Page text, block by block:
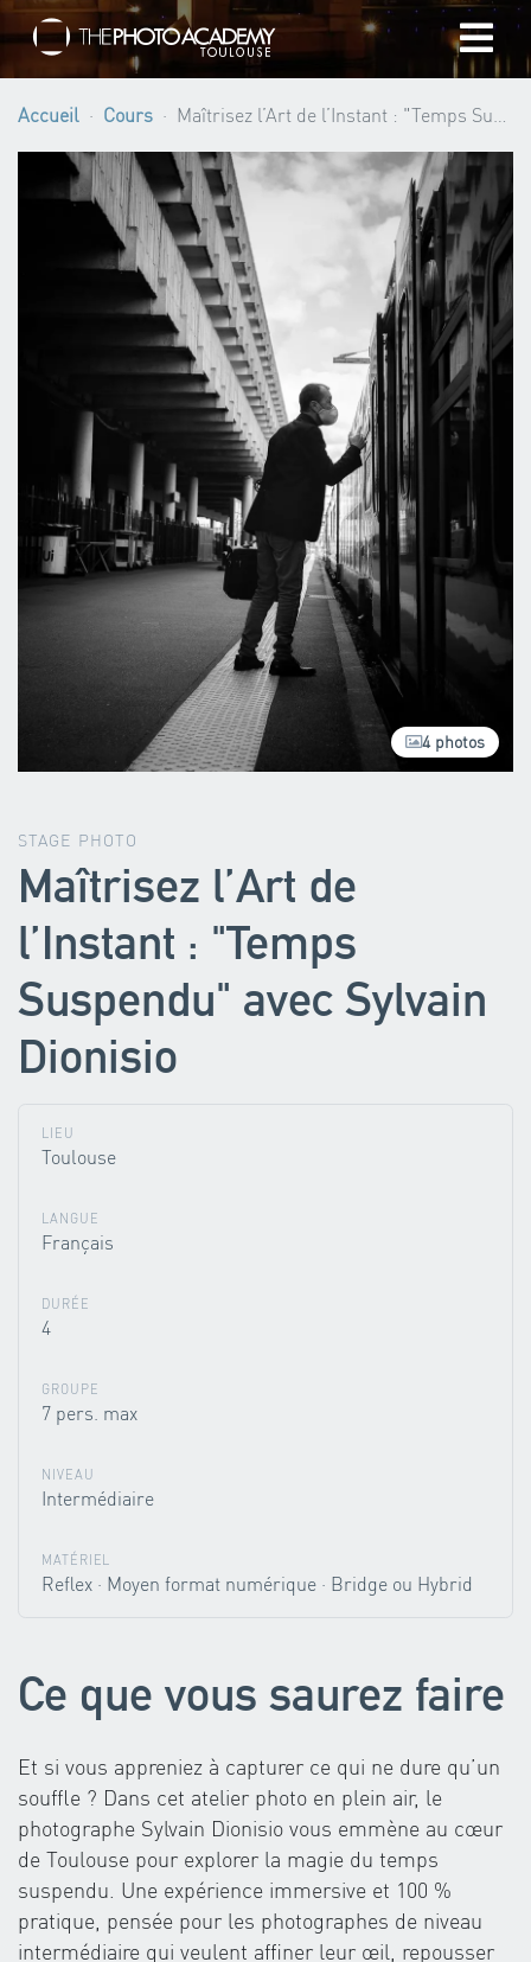
Accueil
Photographes
Offrir une Carte Cadeau
/EUR
Se connecter
Accueil Cours Maîtrisez l’Art de l’Instant : "Temps Suspendu" avec Sylvain Dionisio ·
4 photos
STAGE PHOTO
Maîtrisez l’Art de
l’Instant : "Temps
Suspendu" avec Sylvain
Dionisio
LIEU
Toulouse
LANGUE
Français
DURÉE
4
GROUPE
7 pers. max
NIVEAU
Intermédiaire
MATÉRIEL
Reflex · Moyen format numérique · Bridge ou Hybrid
Ce que vous saurez faire
Et si vous appreniez à capturer ce qui ne dure qu’un
souffle ? Dans cet atelier photo en plein air, le
photographe Sylvain Dionisio vous emmène au cœur
de Toulouse pour explorer la magie du temps
suspendu. Une expérience immersive et 100 %
pratique, pensée pour les photographes de niveau
intermédiaire qui veulent affiner leur œil, repousser